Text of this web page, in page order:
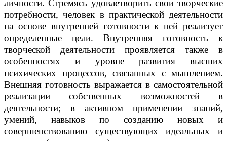
личности. Стремясь удовлетворить свои творческие
потребности, человек в практической деятельности
на основе внутренней готовности к ней реализует
определенные цели. Внутренняя готовность к
творческой деятельности проявляется также в
особенностях и уровне развития высших
психических процессов, связанных с мышлением.
Внешняя готовность выражается в самостоятельной
реализации собственных возможностей в
деятельности; в активном применении знаний,
умений, навыков по созданию новых и
совершенствованию существующих идеальных и